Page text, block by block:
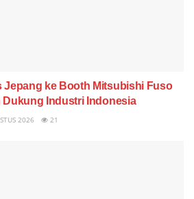
Jepang ke Booth Mitsubishi Fuso
Industri Indonesia
2026 21